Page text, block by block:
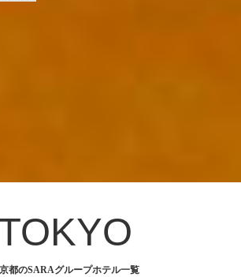
都のSARAグループホテル一覧